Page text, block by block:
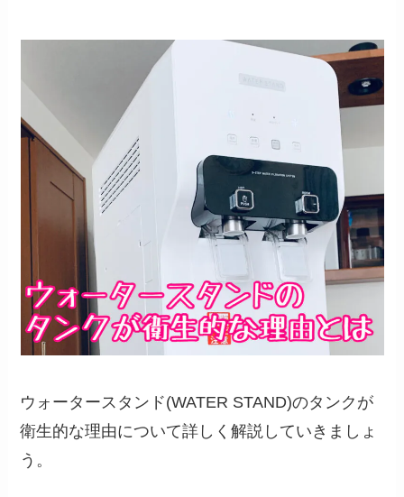
ウォータースタンド(WATER STAND)のタンクが
衛生的な理由について詳しく解説していきましょ
う。